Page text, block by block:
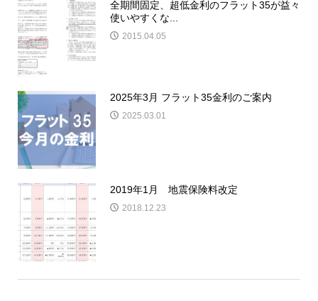
全期間固定、超低金利のフラット35が益々
使いやすくな...
2015.04.05
2025年3月 フラット35金利のご案内
2025.03.01
2019年1月 地震保険料改定
2018.12.23